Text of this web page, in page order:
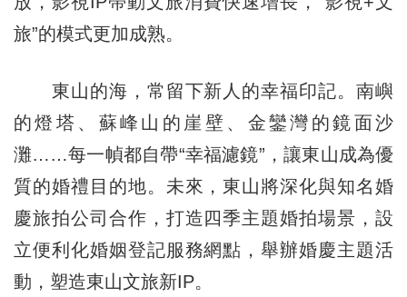
旅”的模式更加成熟。
東山的海，常留下新人的幸福印記。南嶼
的燈塔、蘇峰山的崖壁、金鑾灣的鏡面沙
灘……每一幀都自帶“幸福濾鏡”，讓東山成為優
質的婚禮目的地。未來，東山將深化與知名婚
慶旅拍公司合作，打造四季主題婚拍場景，設
立便利化婚姻登記服務網點，舉辦婚慶主題活
動，塑造東山文旅新IP。